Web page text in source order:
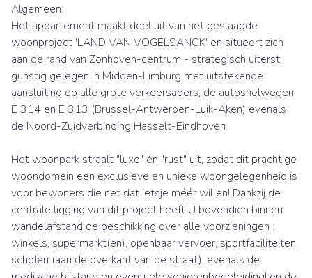
Algemeen:
Het appartement maakt deel uit van het geslaagde
woonproject 'LAND VAN VOGELSANCK' en situeert zich
aan de rand van Zonhoven-centrum - strategisch uiterst
gunstig gelegen in Midden-Limburg met uitstekende
aansluiting op alle grote verkeersaders, de autosnelwegen
E 314 en E 313 (Brussel-Antwerpen-Luik-Aken) evenals
de Noord-Zuidverbinding Hasselt-Eindhoven.
Het woonpark straalt "luxe" én "rust" uit, zodat dit prachtige
woondomein een exclusieve en unieke woongelegenheid is
voor bewoners die net dat ietsje méér willen! Dankzij de
centrale ligging van dit project heeft U bovendien binnen
wandelafstand de beschikking over alle voorzieningen :
winkels, supermarkt(en), openbaar vervoer, sportfaciliteiten,
scholen (aan de overkant van de straat), evenals de